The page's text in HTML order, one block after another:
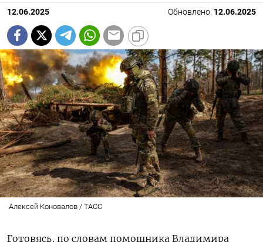
12.06.2025 Обновлено: 12.06.2025
Алексей Коновалов / ТАСС
Готовясь, по словам помощника Владимира